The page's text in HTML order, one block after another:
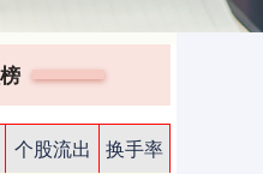
个股流出
换手率